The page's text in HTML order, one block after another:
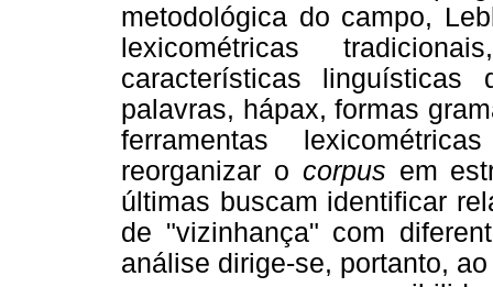
metodológica do campo,
lexicométricas
características
palavras, hápax, formas
ferramentas
reorganizar o corpus em
últimas buscam identificar
de "vizinhança" com
análise dirige-se, portanto,